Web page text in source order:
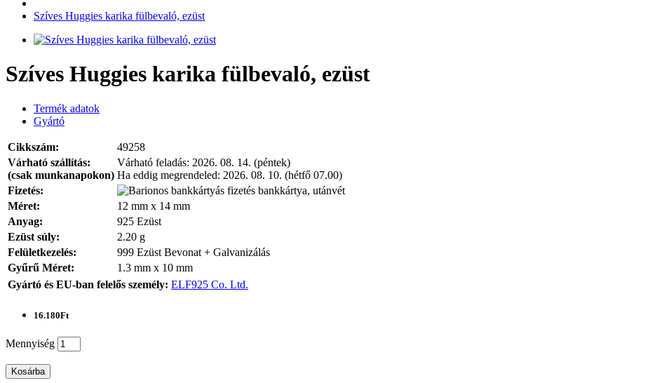
Szíves Huggies karika fülbevaló, ezüst
Szíves Huggies karika fülbevaló, ezüst
Termék adatok
Gyártó
Cikkszám:
49258
Várható szállítás:
(csak munkanapokon)
Várható feladás: 2026. 08. 14. (péntek)
Ha eddig megrendeled: 2026. 08. 10. (hétfő 07.00)
Fizetés:
bankkártya, utánvét
Méret:
12 mm x 14 mm
Anyag:
925 Ezüst
Ezüst súly:
2.20 g
Felületkezelés:
999 Ezüst Bevonat + Galvanizálás
Gyűrű Méret:
1.3 mm x 10 mm
Gyártó és EU-ban felelős személy: ELF925 Co. Ltd.
16.180Ft
Mennyiség
Kosárba